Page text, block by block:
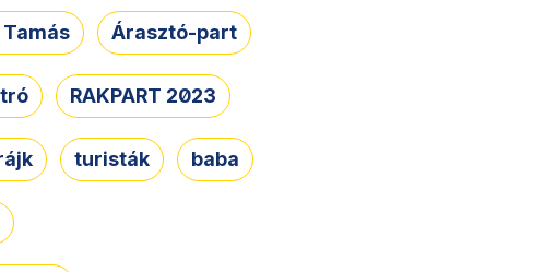
Árasztó-part
RAKPART 2023
turisták baba